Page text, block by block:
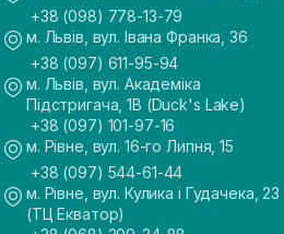
+38 (098) 778-13-79
м. Львів, вул. Івана Франка, 36
+38 (097) 611-95-94
м. Львів, вул. Академіка
Підстригача, 1В (Duck's Lake)
+38 (097) 101-97-16
м. Рівне, вул. 16-го Липня, 15
+38 (097) 544-61-44
м. Рівне, вул. Кулика і Гудачека, 23
(ТЦ Екватор)